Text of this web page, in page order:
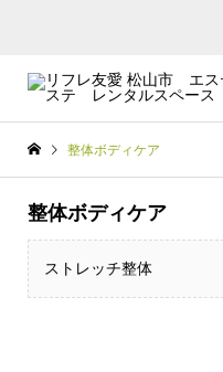
整体ボディケア
整体ボディケア
ストレッチ整体